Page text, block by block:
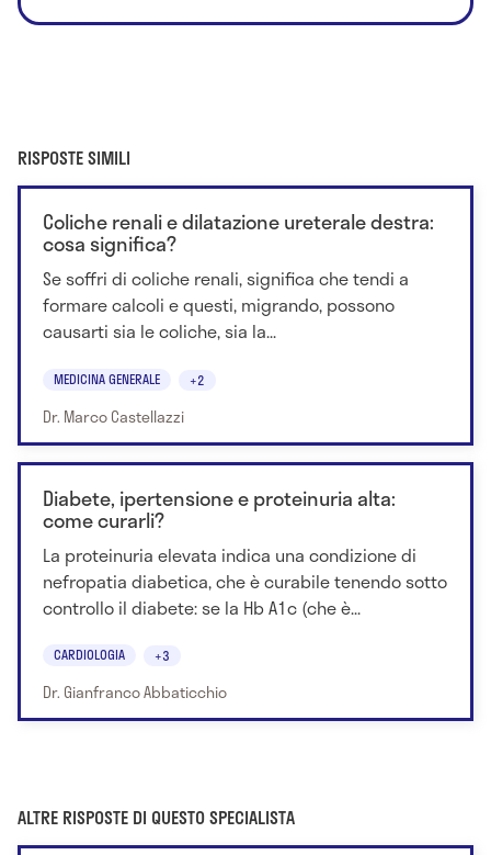
RISPOSTE SIMILI
Coliche renali e dilatazione ureterale destra:
cosa significa?
Se soffri di coliche renali, significa che tendi a
formare calcoli e questi, migrando, possono
causarti sia le coliche, sia la...
MEDICINA GENERALE +2
Dr. Marco Castellazzi
Diabete, ipertensione e proteinuria alta:
come curarli?
La proteinuria elevata indica una condizione di
nefropatia diabetica, che è curabile tenendo sotto
controllo il diabete: se la Hb A1c (che è...
CARDIOLOGIA +3
Dr. Gianfranco Abbaticchio
ALTRE RISPOSTE DI QUESTO SPECIALISTA